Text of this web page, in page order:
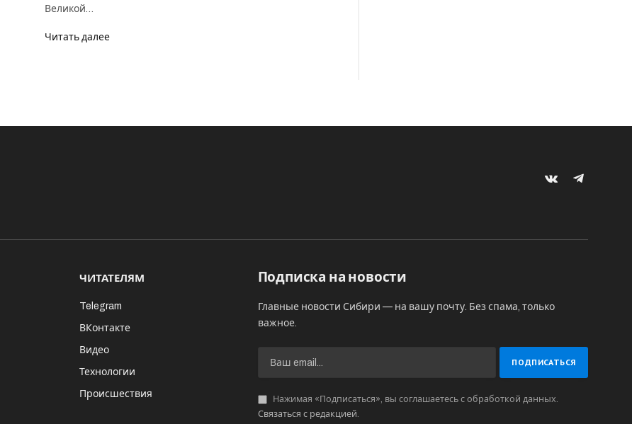
Великой…
Читать далее
VKontakteTelegram
ЧИТАТЕЛЯМ
Telegram
ВКонтакте
Видео
Технологии
Происшествия
Подписка на новости
Главные новости Сибири — на вашу почту. Без спама, только
важное.
Нажимая «Подписаться», вы соглашаетесь с обработкой данных.
Связаться с редакцией.